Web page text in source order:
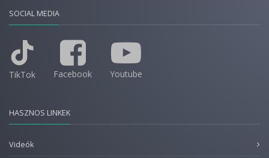
SOCIAL MEDIA
TikTok Facebook Youtube
HASZNOS LINKEK
Videók